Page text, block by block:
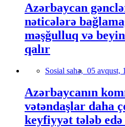
Azərbaycan
nəticələrə
məşğulluq və
qalır
Sosial sahə, 05 avqust,
Azərbaycanın
vətəndaşlar daha
keyfiyyət tələb